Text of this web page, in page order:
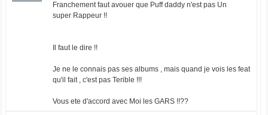
Franchement faut avouer que Puff daddy n'est pas Un
super Rappeur !!
Il faut le dire !!
Je ne le connais pas ses albums , mais quand je vois les feat
qu'il fait , c'est pas Terible !!!
Vous ete d'accord avec Moi les GARS !!??